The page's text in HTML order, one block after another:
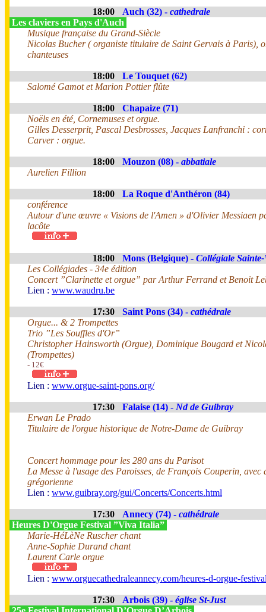
18:00 Auch (32) - cathedrale
Les claviers en Pays d'Auch
Musique française du Grand-Siècle
Nicolas Bucher ( organiste titulaire de Saint Gervais à Paris),
chanteuses
18:00
Le Touquet (62)
Salomé Gamot et Marion Pottier flûte
18:00
Chapaize (71)
Noëls en été, Cornemuses et orgue.
Gilles Desserprit, Pascal Desbrosses, Jacques Lanfranchi :
Carver : orgue.
18:00 Mouzon (08) - abbatiale
Aurelien Fillion
18:00
La Roque d'Anthéron (84)
conférence
Autour d'une œuvre « Visions de l'Amen » d'Olivier Messiaen
lacôte
18:00 Mons (Belgique) - Collégiale
Les Collégiades - 34e édition
Concert ”Clarinette et orgue” par Arthur Ferrand et Benoit
Lien : www.waudru.be
17:30 Saint Pons (34) - cathédrale
Orgue... & 2 Trompettes
Trio ”Les Souffles d'Or”
Christopher Hainsworth (Orgue), Dominique Bougard et
(Trompettes)
- 12€
Lien : www.orgue-saint-pons.org/
17:30 Falaise (14) - Nd de Guibray
Erwan Le Prado
Titulaire de l'orgue historique de Notre-Dame de Guibray
Concert hommage pour les 280 ans du Parisot
La Messe à l'usage des Paroisses, de François Couperin, avec
grégorienne
Lien : www.guibray.org/gui/Concerts/Concerts.html
17:30 Annecy (74) - cathédrale
Heures D'Orgue Festival ”Viva Italia”
Marie-HéLèNe Ruscher chant
Anne-Sophie Durand chant
Laurent Carle orgue
Lien : www.orguecathedraleannecy.com/heures-d-orgue-
17:30 Arbois (39) - église St-Just